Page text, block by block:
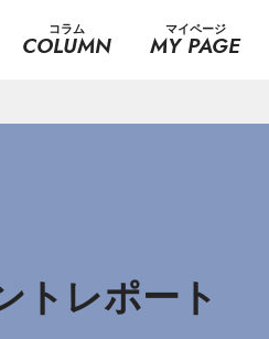
コラム
COLUMN
マイページ
MY PAGE
トレポート